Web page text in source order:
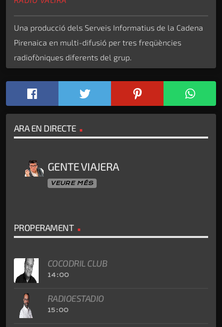
Una producció dels Serveis Informatius de la Cadena
Pirenaica en multi-difusió per tres freqüències
radiofòniques diferents del grup.
ARA EN DIRECTE
GENTE VIAJERA
VEURE MÉS
PROPERAMENT
COCODRIL CLUB
14:00
RADIOESTADIO
15:00